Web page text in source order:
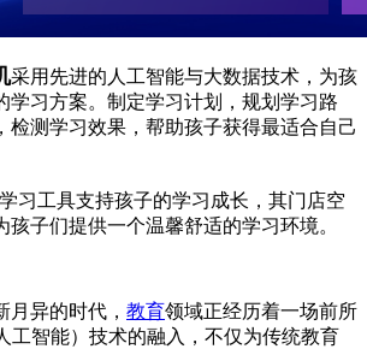
采用先进的人工智能与大数据技术，为孩
学习方案。制定学习计划，规划学习路
检测学习效果，帮助孩子获得最适合自己
习工具支持孩子的学习成长，其门店空
孩子们提供一个温馨舒适的学习环境。
月异的时代， 教育领域正经历着一场前所
工智能）技术的融入，不仅为传统教育